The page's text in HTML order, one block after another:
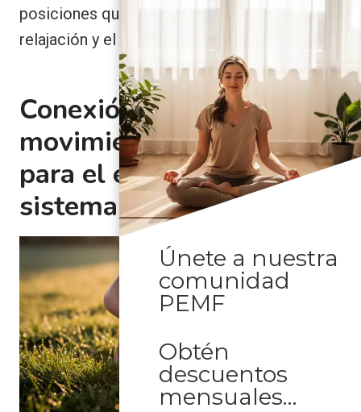
posiciones que favorecen de forma natural la
relajación y el retorno venoso.
Conexión con la tierra,
movimiento y naturaleza
para el equilibrio del
sistema nervioso
Únete a nuestra
comunidad
PEMF
Obtén
descuentos
mensuales…